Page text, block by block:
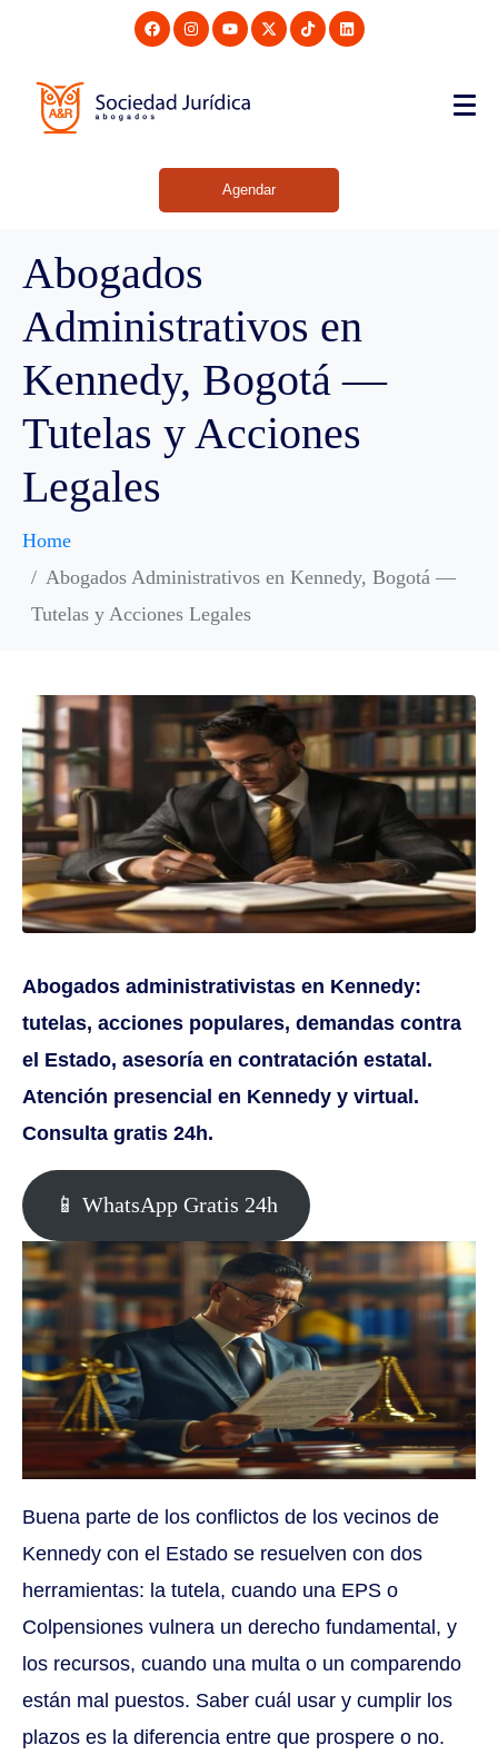
Agendar
Abogados
Administrativos en
Kennedy, Bogotá —
Tutelas y Acciones
Legales
Home
Abogados Administrativos en Kennedy, Bogotá —
Tutelas y Acciones Legales
Abogados administrativistas en Kennedy:
tutelas, acciones populares, demandas contra
el Estado, asesoría en contratación estatal.
Atención presencial en Kennedy y virtual.
Consulta gratis 24h.
📱 WhatsApp Gratis 24h
Buena parte de los conflictos de los vecinos de
Kennedy con el Estado se resuelven con dos
herramientas: la tutela, cuando una EPS o
Colpensiones vulnera un derecho fundamental, y
los recursos, cuando una multa o un comparendo
están mal puestos. Saber cuál usar y cumplir los
plazos es la diferencia entre que prospere o no.